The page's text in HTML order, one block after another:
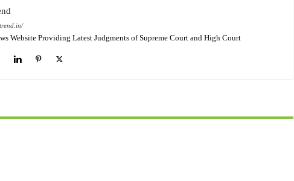
Website Providing Latest Judgments of Supreme Court and High Court